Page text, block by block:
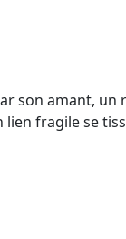
son amant,
fragile se